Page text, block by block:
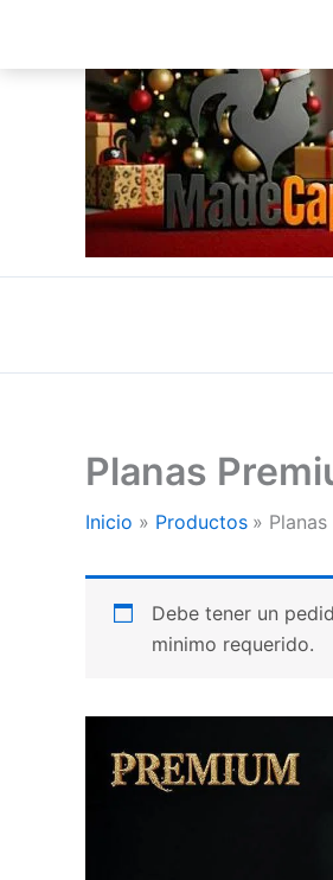
contenido
Planas
Inicio Productos
Debe tener un
minimo requerido.